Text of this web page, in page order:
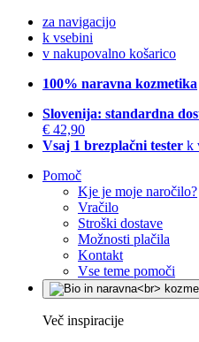
za navigacijo
k vsebini
v nakupovalno košarico
100% naravna kozmetika
Slovenija: standardna
€ 42,90
Vsaj 1 brezplačni tester k
Pomoč
Kje je moje naročilo?
Vračilo
Stroški dostave
Možnosti plačila
Kontakt
Vse teme pomoči
Več inspiracije